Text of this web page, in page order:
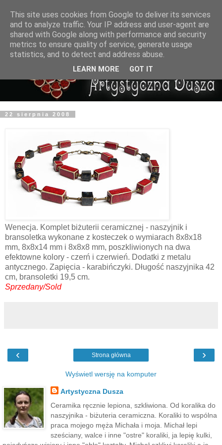
22 sierpnia 2008
Wenecja. Komplet biżuterii ceramicznej - naszyjnik i
bransoletka wykonane z kosteczek o wymiarach 8x8x18
mm, 8x8x14 mm i 8x8x8 mm, poszkliwionych na dwa
efektowne kolory - czerń i czerwień. Dodatki z metalu
antycznego. Zapięcia - karabińczyki. Długość naszyjnika 42
cm, bransoletki 19,5 cm.
Sprzedany/Sold
‹ ›
Strona główna
Wyświetl wersję na komputer
Artystyczna Dusza
Ceramika ręcznie lepiona, szkliwiona. Od koralika do
naszyjnika - biżuteria ceramiczna. Koraliki to wspólna
praca mojego męża Michała i moja. Michał lepi
sześciany, walce i inne "ostre" koraliki, ja lepię kulki,
This site uses cookies from Google to deliver its services
and to analyze traffic. Your IP address and user-agent are
shared with Google along with performance and security
metrics to ensure quality of service, generate usage
statistics, and to detect and address abuse.
LEARN MORE GOT IT